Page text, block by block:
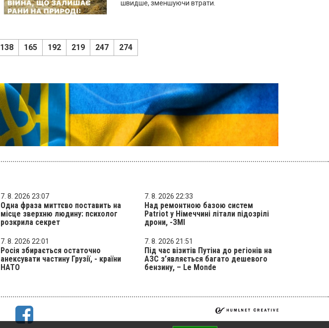
швидше, зменшуючи втрати.
138 165 192 219 247 274
7. 8. 2026 23:07
Одна фраза миттєво поставить на
місце зверхню людину: психолог
розкрила секрет
7. 8. 2026 22:33
Над ремонтною базою систем
Patriot у Німеччині літали підозрілі
дрони, -ЗМІ
7. 8. 2026 22:01
Росія збирається остаточно
анексувати частину Грузії, - країни
НАТО
7. 8. 2026 21:51
Під час візитів Путіна до регіонів на
АЗС з’являється багато дешевого
бензину, – Le Monde